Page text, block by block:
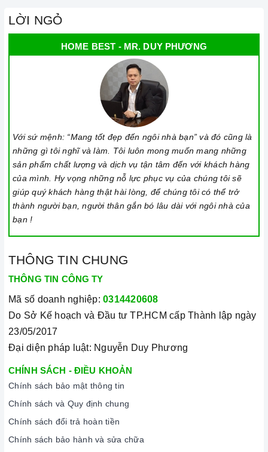
LỜI NGỎ
HOME BEST - MR. DUY PHƯƠNG
Với sứ mệnh: “Mang tốt đẹp đến ngôi nhà bạn” và đó cũng là
những gì tôi nghĩ và làm. Tôi luôn mong muốn mang những
sản phẩm chất lượng và dịch vụ tận tâm đến với khách hàng
của mình. Hy vọng những nỗ lực phục vụ của chúng tôi sẽ
giúp quý khách hàng thật hài lòng, để chúng tôi có thể trở
thành người bạn, người thân gắn bó lâu dài với ngôi nhà của
bạn !
THÔNG TIN CHUNG
THÔNG TIN CÔNG TY
Mã số doanh nghiệp: 0314420608
Do Sở Kế hoạch và Đầu tư TP.HCM cấp Thành lập ngày
23/05/2017
Đại diện pháp luật: Nguyễn Duy Phương
CHÍNH SÁCH - ĐIỀU KHOẢN
Chính sách bảo mật thông tin
Chính sách và Quy định chung
Chính sách đổi trả hoàn tiền
Chính sách bảo hành và sửa chữa